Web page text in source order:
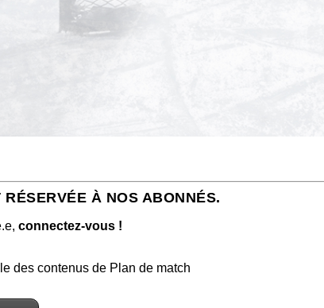
À NOS ABONNÉS.
connectez-vous !
des contenus de Plan de match